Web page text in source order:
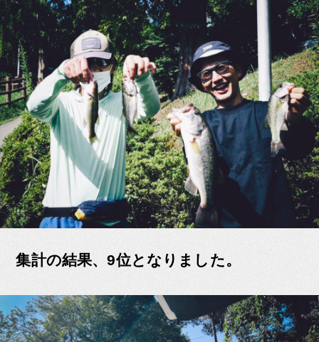
集計の結果、9位となりました。